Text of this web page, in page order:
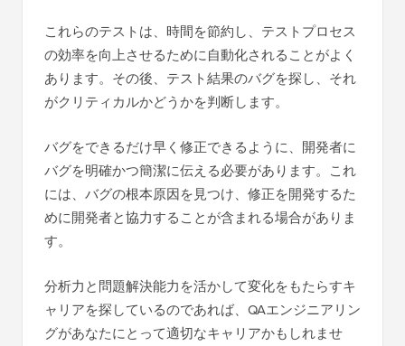
これらのテストは、時間を節約し、テストプロセス
の効率を向上させるために自動化されることがよく
あります。その後、テスト結果のバグを探し、それ
がクリティカルかどうかを判断します。
バグをできるだけ早く修正できるように、開発者に
バグを明確かつ簡潔に伝える必要があります。これ
には、バグの根本原因を見つけ、修正を開発するた
めに開発者と協力することが含まれる場合がありま
す。
分析力と問題解決能力を活かして変化をもたらすキ
ャリアを探しているのであれば、QAエンジニアリン
グがあなたにとって適切なキャリアかもしれませ